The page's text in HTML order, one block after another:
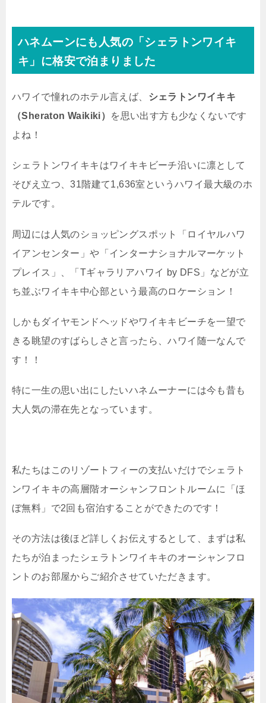
ハネムーンにも人気の「シェラトンワイキ
キ」に格安で泊まりました
ハワイで憧れのホテル言えば、 シェラトンワイキキ
（Sheraton Waikiki）
を思い出す方も少なくないです
よね！
シェラトンワイキキはワイキキビーチ沿いに凛として
そびえ立つ、31階建て1,636室というハワイ最大級のホ
テルです。
周辺には人気のショッピングスポット「ロイヤルハワ
イアンセンター」や「インターナショナルマーケット
プレイス」、「Tギャラリアハワイ by DFS」などが立
ち並ぶワイキキ中心部という最高のロケーション！
しかもダイヤモンドヘッドやワイキキビーチを一望で
きる眺望のすばらしさと言ったら、ハワイ随一なんで
す！！
特に一生の思い出にしたいハネムーナーには今も昔も
大人気の滞在先となっています。
私たちはこのリゾートフィーの支払いだけでシェラト
ンワイキキの高層階オーシャンフロントルームに「ほ
ぼ無料」で2回も宿泊することができたのです！
その方法は後ほど詳しくお伝えするとして、まずは私
たちが泊まったシェラトンワイキキのオーシャンフロ
ントのお部屋からご紹介させていただきます。